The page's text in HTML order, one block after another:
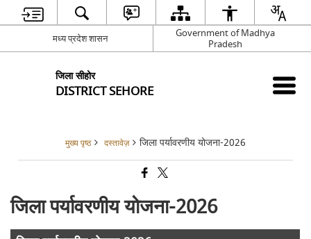
मध्य प्रदेश शासन
Government of Madhya
Pradesh
जिला सीहोर
DISTRICT SEHORE
मुख्य पृष्ठ दस्तावेज़ जिला पर्यावरणीय योजना-2026
जिला पर्यावरणीय योजना-2026